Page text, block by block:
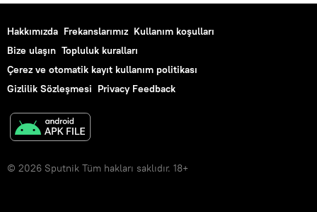
Hakkımızda Frekanslarımız Kullanım koşulları
Bize ulaşın Topluluk kuralları
Çerez ve otomatik kayıt kullanım politikası
Gizlilik Sözleşmesi Privacy Feedback
© 2026 Sputnik Tüm hakları saklıdır. 18+